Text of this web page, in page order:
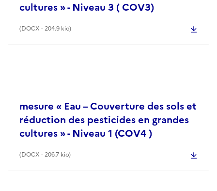
cultures » - Niveau 3 ( COV3)
(DOCX - 204.9 kio)
mesure « Eau – Couverture des sols et
réduction des pesticides en grandes
cultures » - Niveau 1 (COV4 )
(DOCX - 206.7 kio)